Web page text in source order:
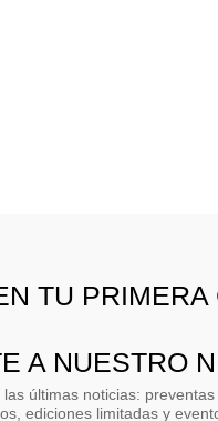
TU PRIMERA
A NUESTRO
últimas noticias: preventas
ediciones limitadas y